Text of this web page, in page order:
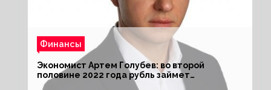
Финансы
Экономист Артем Голубев: во второй
половине 2022 года рубль займет
комфортный курс